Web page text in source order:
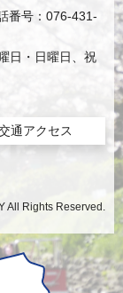
番号：076-431-
日・日曜日、祝
通アクセス
All Rights Reserved.